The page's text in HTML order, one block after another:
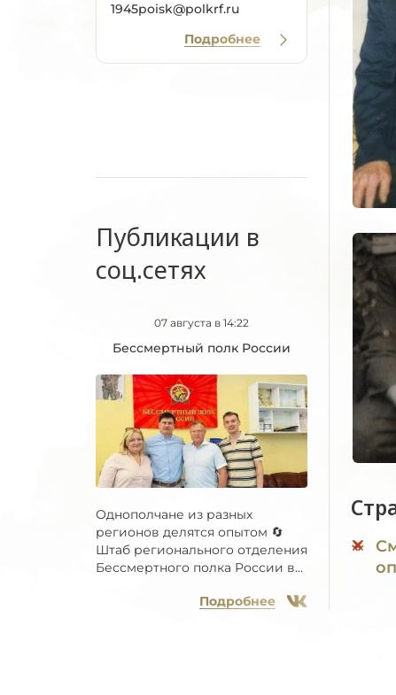
1945poisk@polkrf.ru
Подробнее
Публикации в
соц.сетях
07 августа в 14:22
Бессмертный полк России
Однополчане из разных
регионов делятся опытом 🔄
Штаб регионального отделения
Бессмертного полка России в...
Подробнее